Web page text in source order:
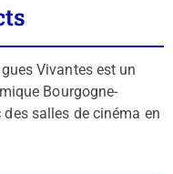
Vivantes est un
Bourgogne-
salles de cinéma en